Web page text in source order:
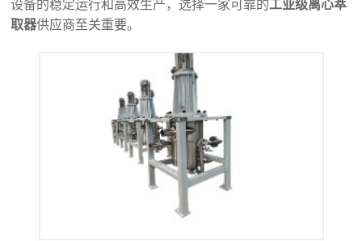
设备的稳定运行和高效生产，选择一家可靠的工业级离心萃
取器供应商至关重要。